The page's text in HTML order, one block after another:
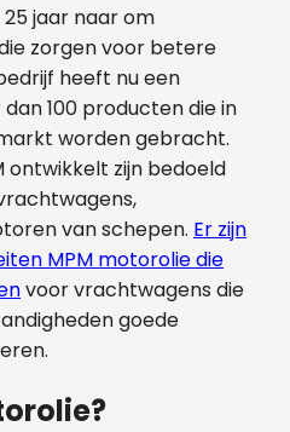
jaar naar om
zorgen voor betere
heeft nu een
100 producten die in
worden gebracht.
ontwikkelt zijn bedoeld
van schepen. Er zijn
MPM motorolie die
voor vrachtwagens die
goede